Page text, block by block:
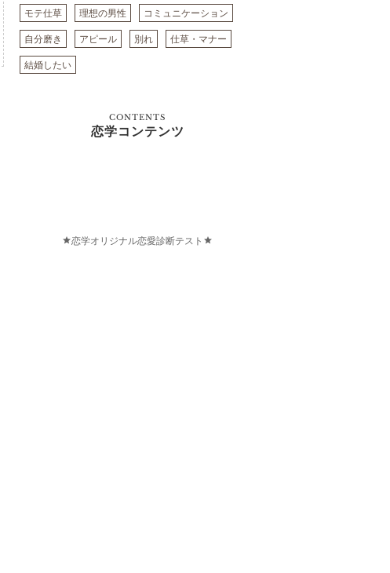
モテ仕草 理想の男性 コミュニケーション
自分磨き アピール 別れ 仕草・マナー
結婚したい
CONTENTS
恋学コンテンツ
恋学オリジナル恋愛診断テスト